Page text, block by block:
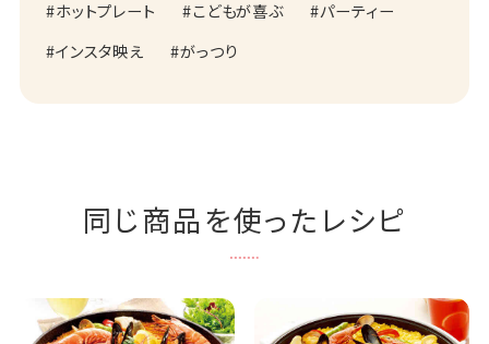
ホットプレート こどもが喜ぶ
パーティー
インスタ映え
がっつり
同じ商品を使ったレシピ